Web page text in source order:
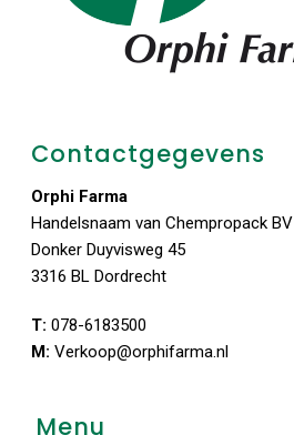
Contactgegevens
Orphi Farma
Handelsnaam van Chempropack BV
Donker Duyvisweg 45
3316 BL Dordrecht
T: 078-6183500
M: Verkoop@orphifarma.nl
Menu